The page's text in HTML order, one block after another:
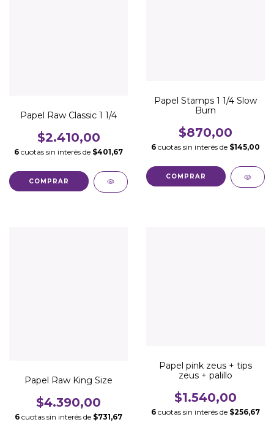
Papel Raw Classic 1 1/4
$2.410,00
6 cuotas sin interés de $401,67
Papel Stamps 1 1/4 Slow
Burn
$870,00
6 cuotas sin interés de $145,00
Papel Raw King Size
$4.390,00
6 cuotas sin interés de $731,67
Papel pink zeus + tips
zeus + palillo
$1.540,00
6 cuotas sin interés de $256,67